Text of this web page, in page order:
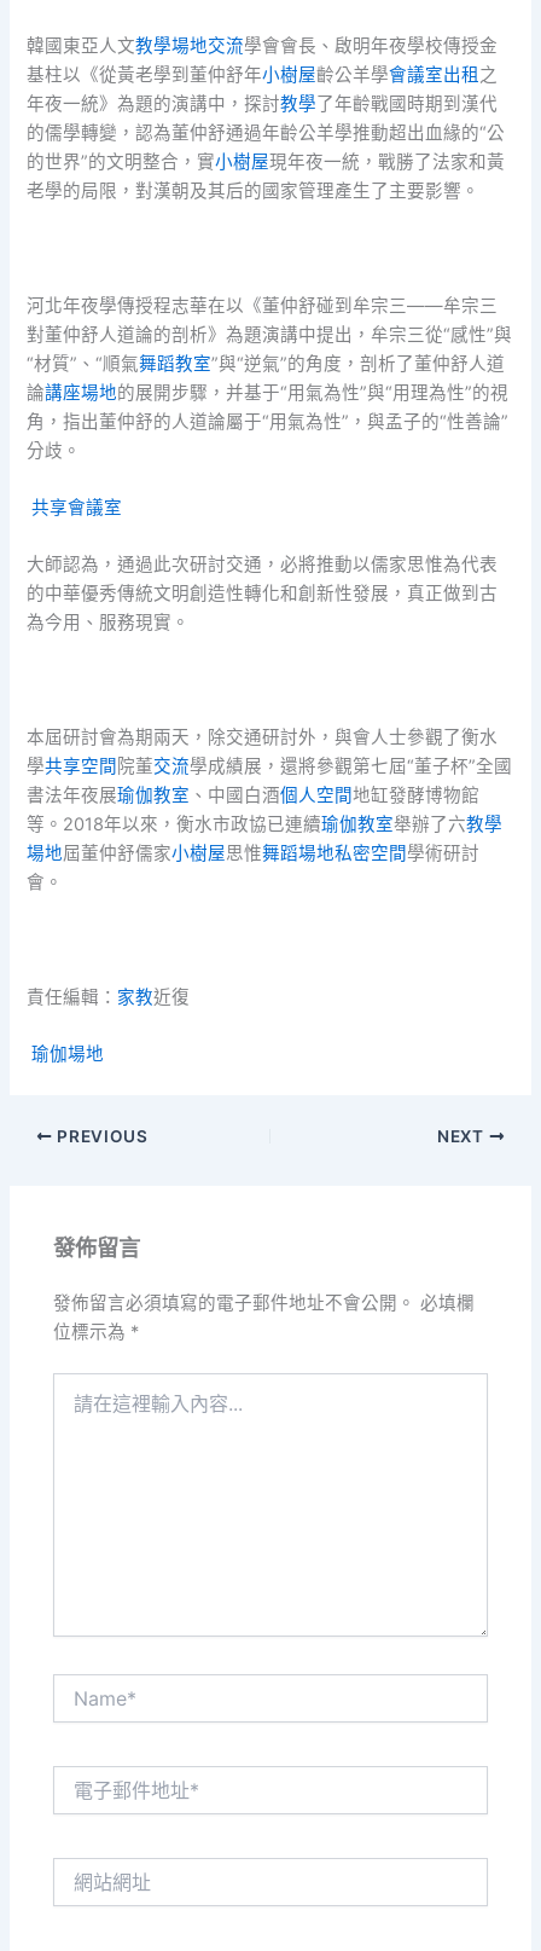
韓國東亞人文教學場地交流學會會長、啟明年夜學校傳授金
基柱以《從黃老學到董仲舒年小樹屋齡公羊學會議室出租 之
年夜一統》為題的演講中，探討教學了年齡戰國時期到漢代
的儒學轉變，認為董仲舒通過年齡公羊學推動超出血緣的“公
的世界”的文明整合，實小樹屋現年夜一統，戰勝了法家和黃
老學的局限，對漢朝及其后的國家管理產生了主要影響。
河北年夜學傳授程志華在以《董仲舒碰到牟宗三——牟宗三
對董仲舒人道論的剖析》為題演講中提出，牟宗三從“感性”與
“材質”、“順氣舞蹈教室”與“逆氣”的角度，剖析了董仲舒人道
論講座場地的展開步驟，并基于“用氣為性”與“用理為性”的視
角，指出董仲舒的人道論屬于“用氣為性”，與孟子的“性善論”
分歧。
共享會議室
大師認為，通過此次研討交通，必將推動以儒家思惟為代表
的中華優秀傳統文明創造性轉化和創新性發展，真正做到古
為今用、服務現實。
本屆研討會為期兩天，除交通研討外，與會人士參觀了衡水
學共享空間 院董交流學成績展，還將參觀第七屆“董子杯”全國
書法年夜展瑜伽教室 、中國白酒個人空間地缸發酵博物館
等。2018年以來，衡水市政協已連續瑜伽教室舉辦了六教學
場地屆董仲舒儒家小樹屋思惟舞蹈場地私密空間學術研討
會。
責任編輯： 家教近復
瑜伽場地
PREVIOUS NEXT
發佈留言
發佈留言必須填寫的電子郵件地址不會公開。 必填欄
位標示為 *